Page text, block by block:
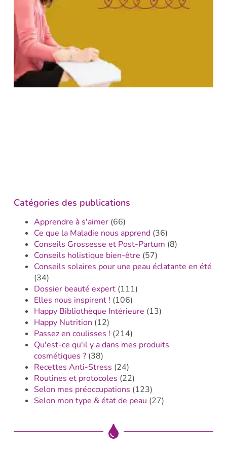
Catégories des publications
Apprendre à s'aimer(66)
Ce que la Maladie nous apprend(36)
Conseils Grossesse et Post-Partum (8)
Conseils holistique bien-être (57)
Conseils solaires pour une peau éclatante en été
(34)
Dossier beauté expert(111)
Elles nous inspirent ! (106)
Happy Bibliothèque Intérieure (13)
Happy Nutrition (12)
Passez en coulisses ! (214)
Qu'est-ce qu'il y a dans mes produits
cosmétiques ?(38)
Recettes Anti-Stress (24)
Routines et protocoles (22)
Selon mes préoccupations (123)
Selon mon type & état de peau (27)